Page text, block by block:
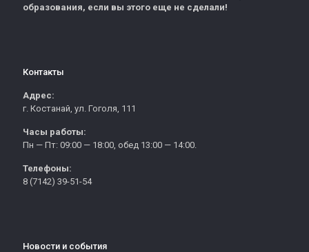
образования, если вы этого еще не сделали!
Контакты
Адрес:
г. Костанай, ул. Гоголя, 111
Часы работы:
Пн — Пт: 09:00 — 18:00, обед 13:00 — 14:00.
Телефоны:
8 (7142) 39-51-54
Новости и события